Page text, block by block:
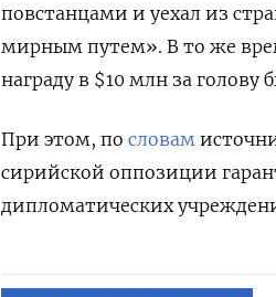
повстанцами и уехал из
мирным путем». В то же
награду в $10 млн за
При этом, по словам
сирийской оппозиции
дипломатических